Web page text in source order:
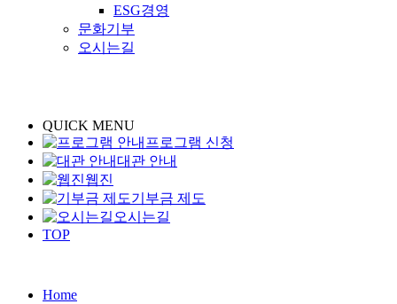
ESG경영
문화기부
오시는길
QUICK MENU
프로그램 신청
대관 안내
웹진
기부금 제도
오시는길
TOP
Home